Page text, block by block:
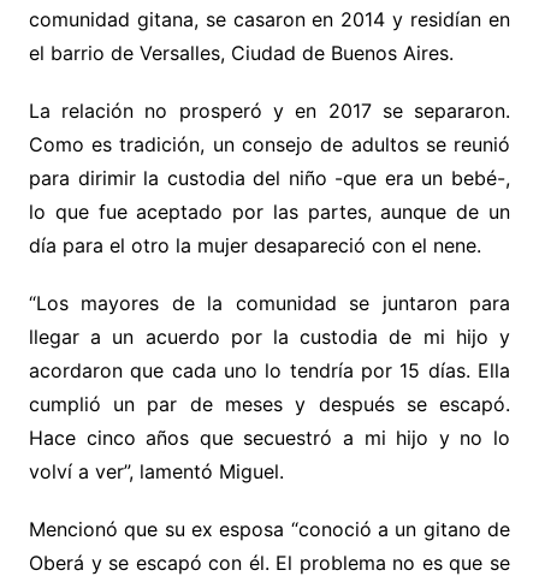
comunidad gitana, se casaron en 2014 y residían en
el barrio de Versalles, Ciudad de Buenos Aires.
La relación no prosperó y en 2017 se separaron.
Como es tradición, un consejo de adultos se reunió
para dirimir la custodia del niño -que era un bebé-,
lo que fue aceptado por las partes, aunque de un
día para el otro la mujer desapareció con el nene.
“Los mayores de la comunidad se juntaron para
llegar a un acuerdo por la custodia de mi hijo y
acordaron que cada uno lo tendría por 15 días. Ella
cumplió un par de meses y después se escapó.
Hace cinco años que secuestró a mi hijo y no lo
volví a ver”, lamentó Miguel.
Mencionó que su ex esposa “conoció a un gitano de
Oberá y se escapó con él. El problema no es que se